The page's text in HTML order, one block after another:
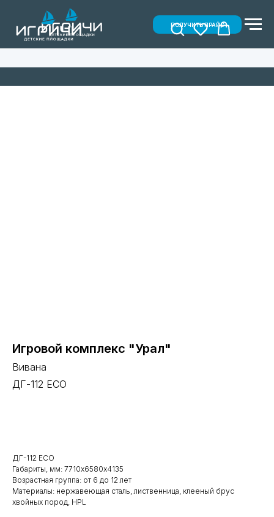
ПОЛУЧИТЬ ПРАЙС
Игровой комплекс "Урал"
Вивана
ДГ-112 ECO
ДГ-112 ECO
Габариты, мм: 7710х6580х4135
Возрастная группа: от 6 до 12 лет
Материалы: нержавеющая сталь, лиственница, клееный брус
хвойных пород, HPL